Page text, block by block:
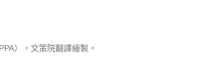
），文策院翻譯繪製。